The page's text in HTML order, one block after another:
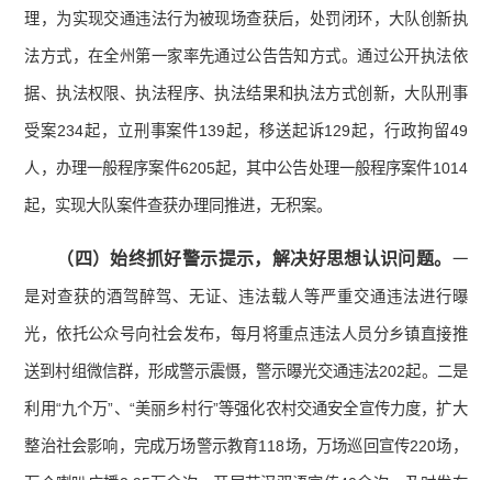
理，为实现交通违法行为被现场查获后，处罚闭环，大队创新执
法方式，在全州第一家率先通过公告告知方式。通过公开执法依
据、执法权限、执法程序、执法结果和执法方式创新，大队刑事
受案234起，立刑事案件139起，移送起诉129起，行政拘留49
人，办理一般程序案件6205起，其中公告处理一般程序案件1014
起，实现大队案件查获办理同推进，无积案。
（四）始终抓好警示提示，解决好思想认识问题。 一
是对查获的酒驾醉驾、无证、违法载人等严重交通违法进行曝
光，依托公众号向社会发布，每月将重点违法人员分乡镇直接推
送到村组微信群，形成警示震慑，警示曝光交通违法202起。二是
利用“九个万”、“美丽乡村行”等强化农村交通安全宣传力度，扩大
整治社会影响，完成万场警示教育118场，万场巡回宣传220场，